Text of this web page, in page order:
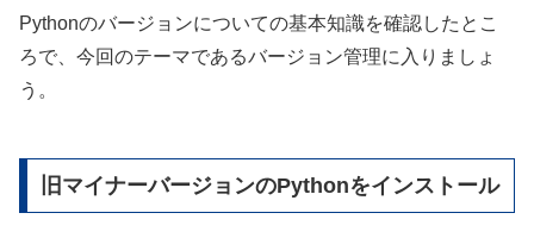
Pythonのバージョンについての基本知識を確認したとこ
ろで、今回のテーマであるバージョン管理に入りましょ
う。
旧マイナーバージョンのPythonをインストール